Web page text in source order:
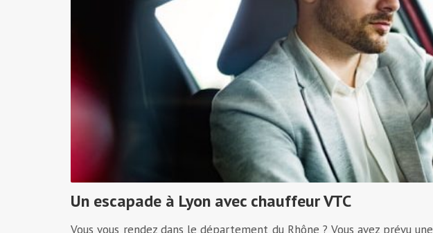
Un escapade à Lyon avec chauffeur VTC
Vous vous rendez dans le département du Rhône ? Vous avez prévu une